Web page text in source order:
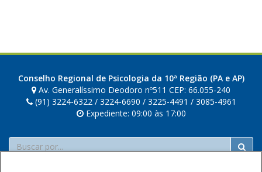
Conselho Regional de Psicologia da 10ª Região (PA e AP)
Av. Generalíssimo Deodoro nº511 CEP: 66.055-240
(91) 3224-6322 / 3224-6690 / 3225-4491 / 3085-4961
Expediente: 09:00 às 17:00
Buscar